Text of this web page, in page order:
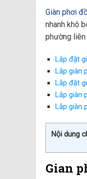
Giàn phơi
nhanh khô
phường liên
Lắp đặt
Lắp giàn
Lắp đặt
Lắp giàn
Lắp giàn
Nội dung
Gian